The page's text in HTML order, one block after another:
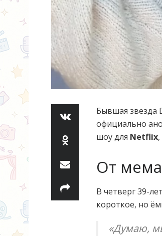
Бывшая звезда
официально
шоу для Netflix
От
В четверг 39-
короткое, но
«Думаю,